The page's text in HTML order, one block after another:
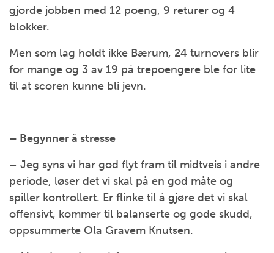
gjorde jobben med 12 poeng, 9 returer og 4
blokker.
Men som lag holdt ikke Bærum, 24 turnovers blir
for mange og 3 av 19 på trepoengere ble for lite
til at scoren kunne bli jevn.
– Begynner å stresse
– Jeg syns vi har god flyt fram til midtveis i andre
periode, løser det vi skal på en god måte og
spiller kontrollert. Er flinke til å gjøre det vi skal
offensivt, kommer til balanserte og gode skudd,
oppsummerte Ola Gravem Knutsen.